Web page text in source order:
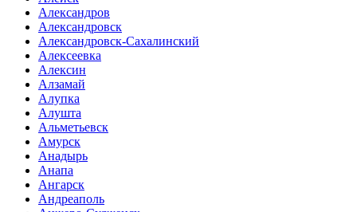
Александров
Александровск
Александровск-Сахалинский
Алексеевка
Алексин
Алзамай
Алупка
Алушта
Альметьевск
Амурск
Анадырь
Анапа
Ангарск
Андреаполь